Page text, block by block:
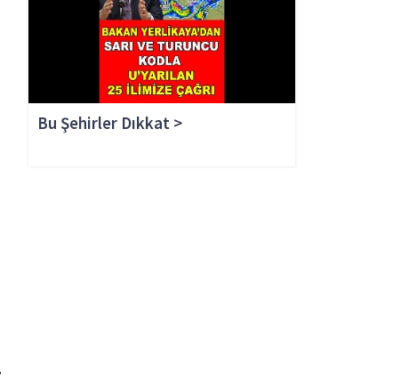
Bu Şehirler Dıkkat >